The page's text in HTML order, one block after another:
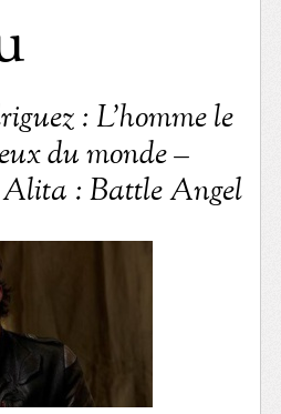
: L’homme le
du monde –
: Battle Angel